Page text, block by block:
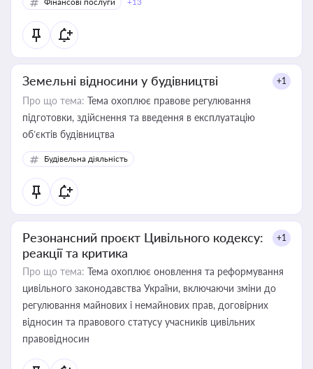
Земельні відносини у будівництві +1
Про що тема: Тема охоплює правове регулювання
підготовки, здійснення та введення в експлуатацію
об’єктів будівництва
Будівельна діяльність
Резонансний проєкт Цивільного кодексу:
реакції та критика
+1
Про що тема: Тема охоплює оновлення та реформування
цивільного законодавства України, включаючи зміни до
регулювання майнових і немайнових прав, договірних
відносин та правового статусу учасників цивільних
правовідносин